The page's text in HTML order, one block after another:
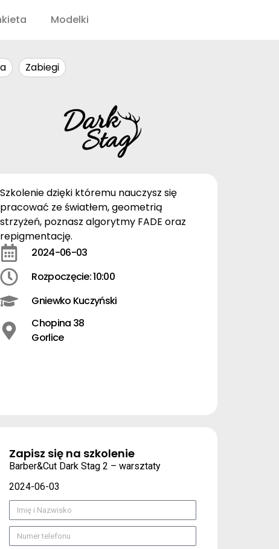
Modelki
Zabiegi
Szkolenie dzięki któremu nauczysz się
pracować ze światłem, geometrią
strzyżeń, poznasz algorytmy FADE oraz
repigmentację.
2024-06-03
Rozpoczęcie: 10:00
Gniewko Kuczyński
Chopina 38
Gorlice
Zapisz się na szkolenie
Barber&Cut Dark Stag 2 – warsztaty
2024-06-03